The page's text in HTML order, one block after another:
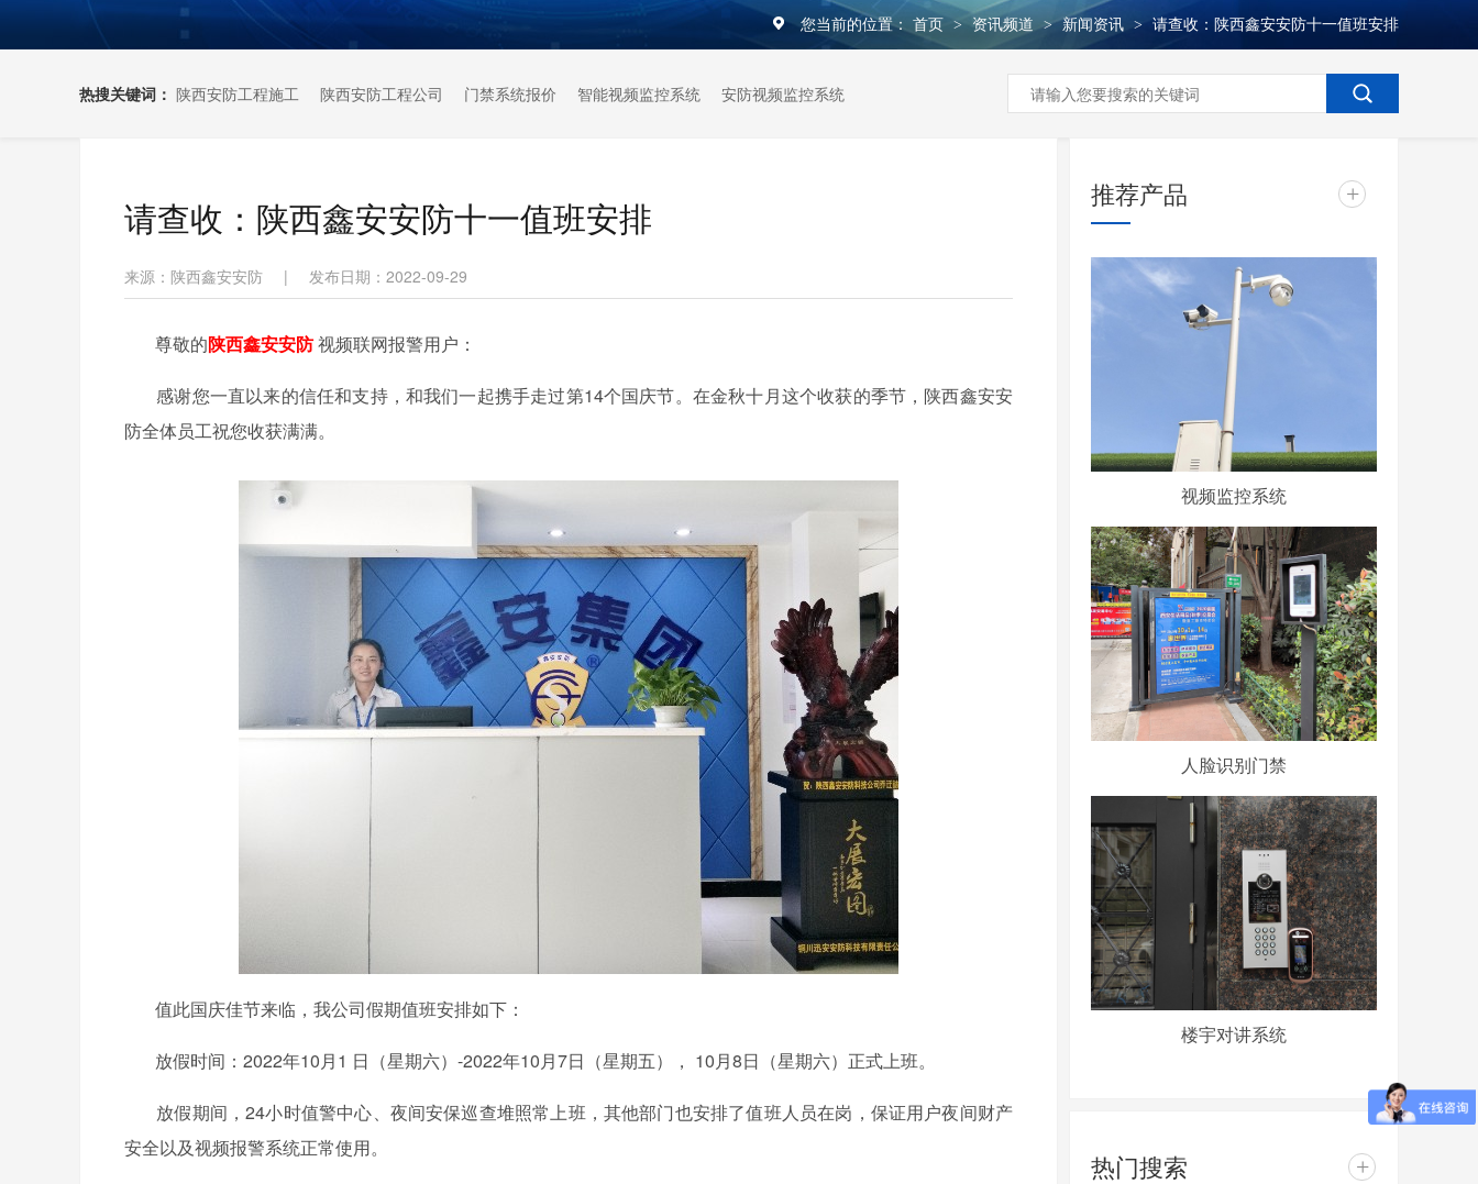
您当前的位置： 首页 > 资讯频道 > 新闻资讯 > 请查收：陕西鑫安安防十一值班安排
热搜关键词： 陕西安防工程施工 陕西安防工程公司 门禁系统报价 智能视频监控系统 安防视频监控系统
请查收：陕西鑫安安防十一值班安排
来源：陕西鑫安安防 | 发布日期：2022-09-29
尊敬的陕西鑫安安防视频联网报警用户：
感谢您一直以来的信任和支持，和我们一起携手走过第14个国庆节。在金秋十月这个收获的季节，陕西鑫安安
防全体员工祝您收获满满。
值此国庆佳节来临，我公司假期值班安排如下：
放假时间：2022年10月1 日（星期六）-2022年10月7日（星期五）， 10月8日（星期六）正式上班。
放假期间，24小时值警中心、夜间安保巡查堆照常上班，其他部门也安排了值班人员在岗，保证用户夜间财产
安全以及视频报警系统正常使用。
推荐产品 +
视频监控系统
人脸识别门禁
楼宇对讲系统
热门搜索 +